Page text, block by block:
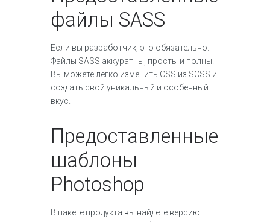
файлы SASS
Если вы разработчик, это обязательно.
Файлы SASS аккуратны, просты и полны.
Вы можете легко изменить CSS из SCSS и
создать свой уникальный и особенный
вкус.
Предоставленные
шаблоны
Photoshop
В пакете продукта вы найдете версию